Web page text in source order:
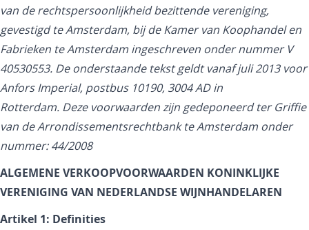
van de rechtspersoonlijkheid bezittende vereniging,
gevestigd te Amsterdam, bij de Kamer van Koophandel en
Fabrieken te Amsterdam ingeschreven onder nummer V
40530553. De onderstaande tekst geldt vanaf juli 2013 voor
Anfors Imperial, postbus 10190, 3004 AD in
Rotterdam. Deze voorwaarden zijn gedeponeerd ter Griffie
van de Arrondissementsrechtbank te Amsterdam onder
nummer: 44/2008
ALGEMENE VERKOOPVOORWAARDEN KONINKLIJKE
VERENIGING VAN NEDERLANDSE WIJNHANDELAREN
Artikel 1: Definities